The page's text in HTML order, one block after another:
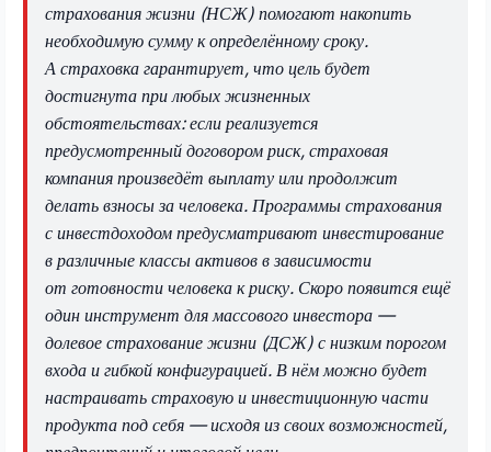
страхования жизни (НСЖ) помогают накопить
необходимую сумму к определённому сроку.
А страховка гарантирует, что цель будет
достигнута при любых жизненных
обстоятельствах: если реализуется
предусмотренный договором риск, страховая
компания произведёт выплату или продолжит
делать взносы за человека. Программы страхования
с инвестдоходом предусматривают инвестирование
в различные классы активов в зависимости
от готовности человека к риску. Скоро появится ещё
один инструмент для массового инвестора —
долевое страхование жизни (ДСЖ) с низким порогом
входа и гибкой конфигурацией. В нём можно будет
настраивать страховую и инвестиционную части
продукта под себя — исходя из своих возможностей,